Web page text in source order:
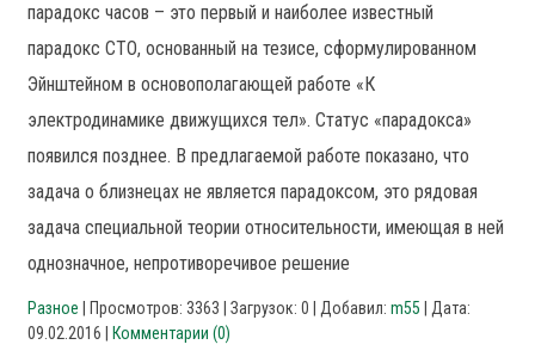
парадокс часов – это первый и наиболее известный
парадокс СТО, основанный на тезисе, сформулированном
Эйнштейном в основополагающей работе «К
электродинамике движущихся тел». Статус «парадокса»
появился позднее. В предлагаемой работе показано, что
задача о близнецах не является парадоксом, это рядовая
задача специальной теории относительности, имеющая в ней
однозначное, непротиворечивое решение
Разное | Просмотров: 3363 | Загрузок: 0 | Добавил: m55 | Дата:
09.02.2016
Комментарии (0)